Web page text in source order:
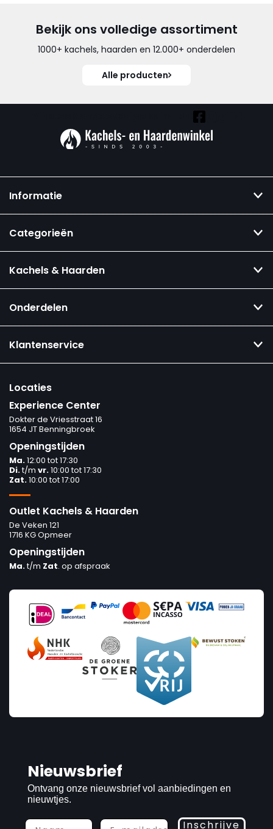
Bekijk ons volledige assortiment
1000+ kachels, haarden en 12.000+ onderdelen
Alle producten
Informatie
Categorieën
Kachels & Haarden
Onderdelen
Klantenservice
Locaties
Experience Center
Dokter de Vriesstraat 16
1654 JT Benningbroek
Openingstijden
Ma.12:00 tot 17:30
Di.t/m vr.10:00 tot 17:30
Zat.10:00 tot 17:00
Outlet Kachels & Haarden
De Veken 121
1716 KG Opmeer
Openingstijden
Ma.t/m Zat. op afspraak
Nieuwsbrief
Ontvang onze nieuwsbrief vol aanbiedingen en
nieuwtjes.
Inschrijve